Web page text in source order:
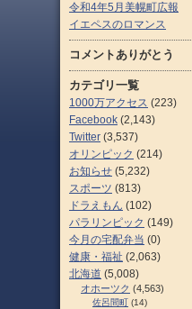
令和4年5月美幌町広報
イエペスのロマンス
コメントありがとう
カテゴリ一覧
1000万アクセス (223)
Facebook (2,143)
Twitter (3,537)
オリンピック (214)
お知らせ (5,232)
スポーツ (813)
ドラえもん (102)
パラリンピック (149)
今月の宅配弁当 (0)
健康・福祉 (2,063)
北海道 (5,008)
オホーツク (4,563)
佐呂間町 (14)